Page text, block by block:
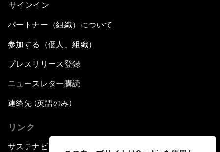
サインイン
パートナー（組織）について
参加する（個人、組織）
プレスリリース登録
ニュースレター購読
連絡先 (英語のみ)
リンク
サステナビリティへの取り組み